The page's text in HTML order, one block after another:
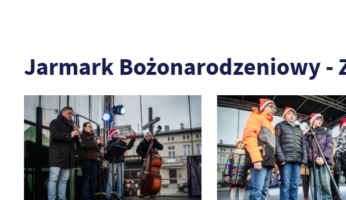
Jarmark Bożonarodzeniowy -